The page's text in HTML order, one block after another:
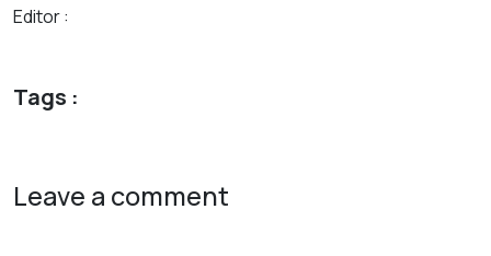
Editor:
Tags :
Leave a comment